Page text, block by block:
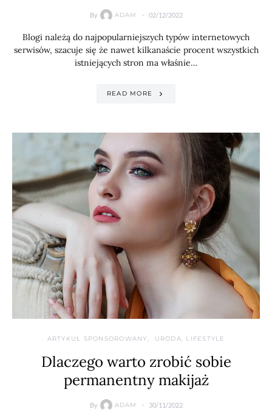
By ADAM 02/12/2022
Blogi należą do najpopularniejszych typów internetowych
serwisów, szacuje się że nawet kilkanaście procent wszystkich
istniejących stron ma właśnie…
READ MORE
ARTYKUŁ SPONSOROWANY URODA, LIFESTYLE
Dlaczego warto zrobić sobie
permanentny makijaż
By ADAM 30/11/2022